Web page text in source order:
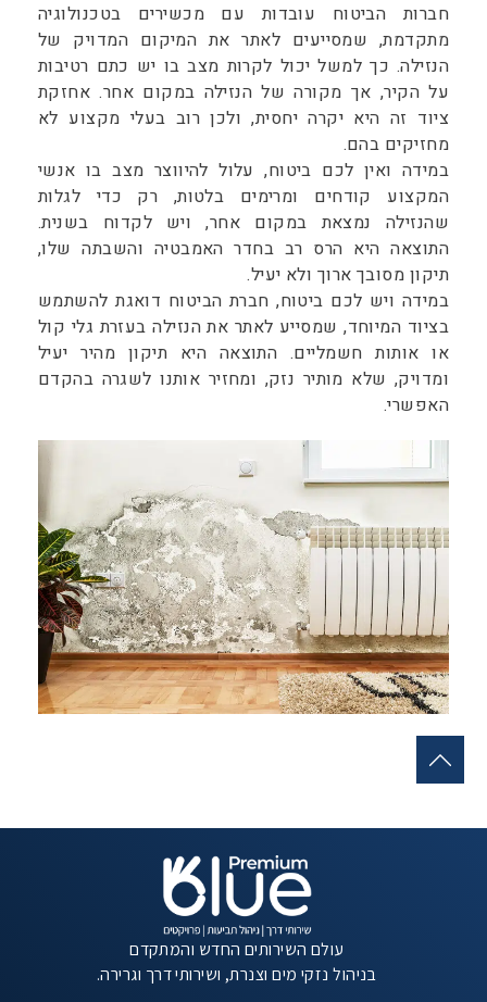
חברות הביטוח עובדות עם מכשירים בטכנולוגיה
מתקדמת, שמסייעים לאתר את המיקום המדויק של
הנזילה. כך למשל יכול לקרות מצב בו יש כתם רטיבות
על הקיר, אך מקורה של הנזילה במקום אחר. אחזקת
ציוד זה היא יקרה יחסית, ולכן רוב בעלי מקצוע לא
מחזיקים בהם.
במידה ואין לכם ביטוח, עלול להיווצר מצב בו אנשי
המקצוע קודחים ומרימים בלטות, רק כדי לגלות
שהנזילה נמצאת במקום אחר, ויש לקדוח בשנית.
התוצאה היא הרס רב בחדר האמבטיה והשבתה שלו,
תיקון מסובך ארוך ולא יעיל.
במידה ויש לכם ביטוח, חברת הביטוח דואגת להשתמש
בציוד המיוחד, שמסייע לאתר את הנזילה בעזרת גלי קול
או אותות חשמליים. התוצאה היא תיקון מהיר יעיל
ומדויק, שלא מותיר נזק, ומחזיר אותנו לשגרה בהקדם
האפשרי.
עולם השירותים החדש והמתקדם
בניהול נזקי מים וצנרת, ושירותי דרך וגרירה.